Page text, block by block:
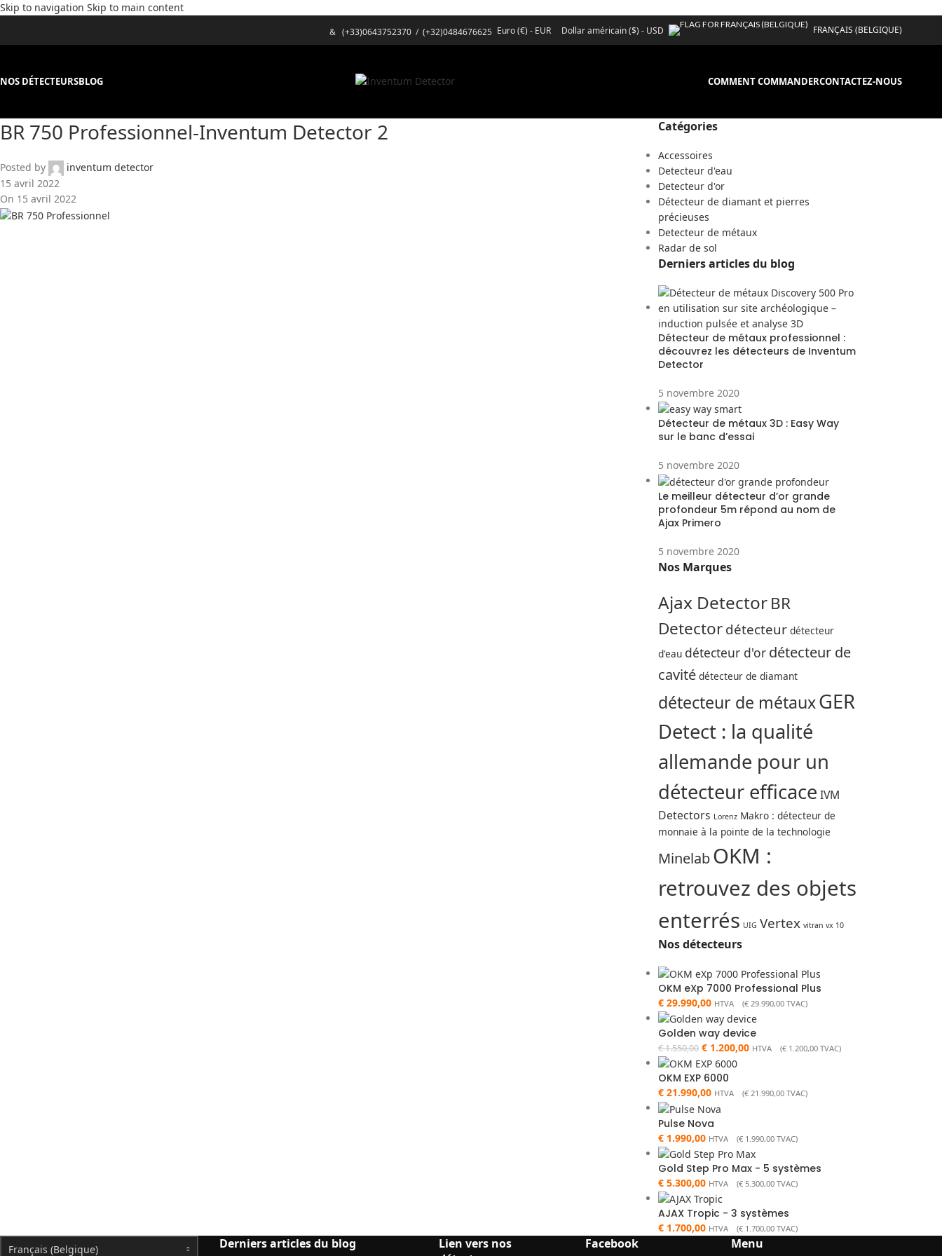
Skip to navigation Skip to main content
& (+33)0643752370/ (+32)0484676625 Euro (€) - EUR Dollar américain ($) - USD FRANÇAIS (BELGIQUE)
NOS DÉTECTEURSBLOG COMMENT COMMANDERCONTACTEZ-NOUS
BR 750 Professionnel-Inventum Detector 2
Posted by
inventum detector
15 avril 2022
On 15 avril 2022
Catégories
Accessoires
Detecteur d'eau
Detecteur d'or
Détecteur de diamant et pierres
précieuses
Detecteur de métaux
Radar de sol
Derniers articles du blog
Détecteur de métaux professionnel :
découvrez les détecteurs de Inventum
Detector
5 novembre 2020
Détecteur de métaux 3D : Easy Way
sur le banc d’essai
5 novembre 2020
Le meilleur détecteur d’or grande
profondeur 5m répond au nom de
Ajax Primero
5 novembre 2020
Nos Marques
Ajax DetectorBR
Detectordétecteur détecteur
d'eau détecteur d'or détecteur de
cavité détecteur de diamant
détecteur de métauxGER
Detect : la qualité
allemande pour un
détecteur efficace IVM
Detectors Lorenz Makro : détecteur de
monnaie à la pointe de la technologie
MinelabOKM :
retrouvez des objets
enterrés UIG Vertex vitran vx 10
Nos détecteurs
OKM eXp 7000 Professional Plus
€29.990,00 HTVA (€29.990,00TVAC)
Golden way device
€1.550,00 €1.200,00 HTVA (€1.200,00TVAC)
OKM EXP 6000
€21.990,00 HTVA (€21.990,00TVAC)
Pulse Nova
€1.990,00 HTVA (€1.990,00TVAC)
Gold Step Pro Max - 5 systèmes
€5.300,00 HTVA (€5.300,00TVAC)
AJAX Tropic - 3 systèmes
€1.700,00 HTVA (€1.700,00TVAC)
Français (Belgique) Derniers articles du blog
Lien vers nos
Facebook Menu